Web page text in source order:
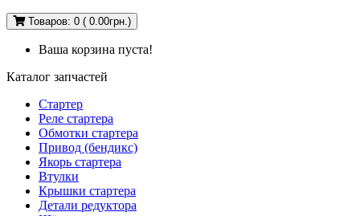
Товаров: 0 ( 0.00грн.)
Ваша корзина пуста!
Каталог запчастей
Стартер
Реле стартера
Обмотки стартера
Привод (бендикс)
Якорь стартера
Втулки
Крышки стартера
Детали редуктора